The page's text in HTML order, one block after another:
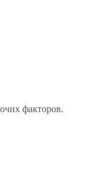
факторов.